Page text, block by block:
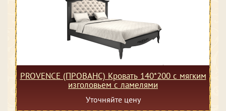
PROVENCE (ПРОВАНС) Кровать 140*200 с мягким
изголовьем с ламелями
Уточняйте цену